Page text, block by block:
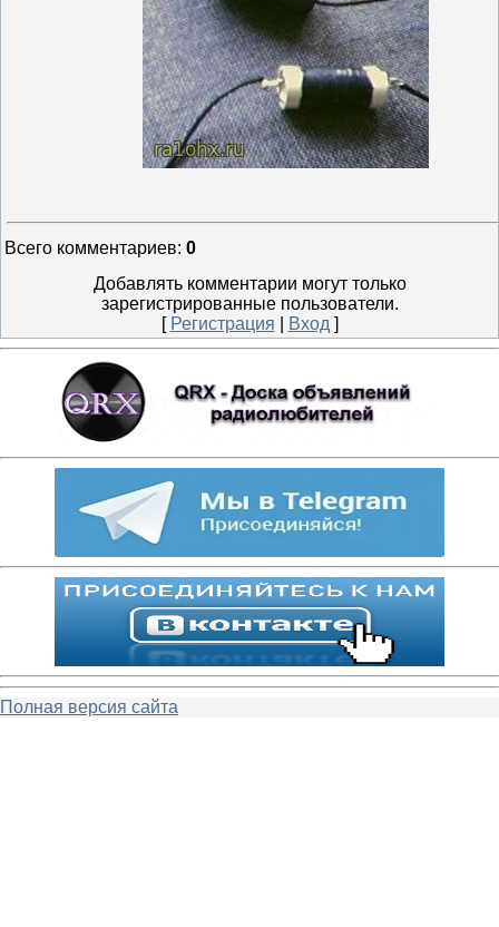
Всего комментариев: 0
Добавлять комментарии могут только
зарегистрированные пользователи.
[ Регистрация Вход ]
Полная версия сайта